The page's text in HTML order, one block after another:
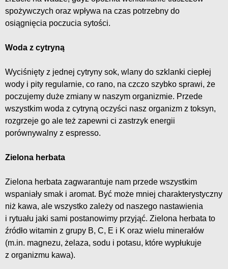
spożywczych oraz wpływa na czas potrzebny do
osiągnięcia poczucia sytości.
Woda z cytryną
Wyciśnięty z jednej cytryny sok, wlany do szklanki ciepłej
wody i pity regularnie, co rano, na czczo szybko sprawi, że
poczujemy duże zmiany w naszym organizmie. Przede
wszystkim woda z cytryną oczyści nasz organizm z toksyn,
rozgrzeje go ale też zapewni ci zastrzyk energii
porównywalny z espresso.
Zielona herbata
Zielona herbata zagwarantuje nam przede wszystkim
wspaniały smak i aromat. Być może mniej charakterystyczny
niż kawa, ale wszystko zależy od naszego nastawienia
i rytuału jaki sami postanowimy przyjąć. Zielona herbata to
źródło witamin z grupy B, C, E i K oraz wielu minerałów
(m.in. magnezu, żelaza, sodu i potasu, które wypłukuje
z organizmu kawa).